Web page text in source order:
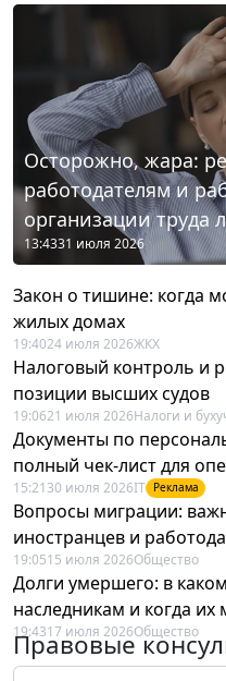
Осторожно, жара:
работодателям и
организации труда
13:4331 июля 2026
Закон о тишине: когда
жилых домах
19:4024 июля 2026ЖКХ
Налоговый контроль и
позиции высших судов
19:0621 июля 2026Налоги и
Документы по
полный чек-лист для
15:21 30 июля 2026IT Реклама
Вопросы миграции:
иностранцев и
19:0515 июля 2026Общество
Долги умершего: в
наследникам и когда
19:4317 июля 2026Общество
Правовые